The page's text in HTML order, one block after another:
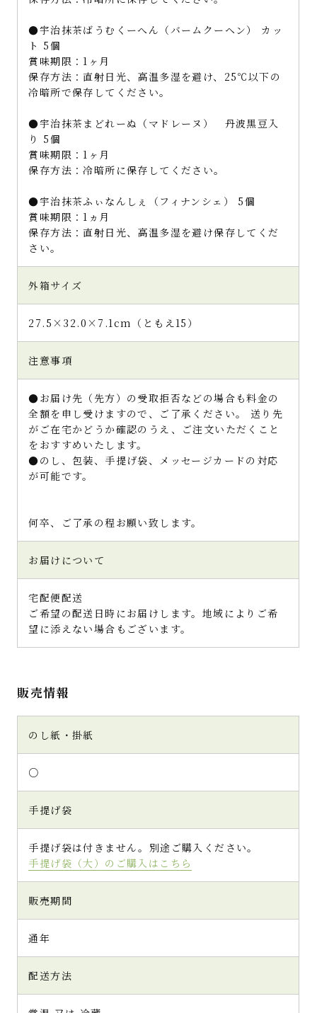
●宇治抹茶ばうむくーへん（バームクーヘン） カッ
ト 5個
賞味期限：1ヶ月
保存方法：直射日光、高温多湿を避け、25℃以下の
冷暗所で保存してください。
●宇治抹茶まどれーぬ（マドレーヌ） 丹波黒豆入
り 5個
賞味期限：1ヶ月
保存方法：冷暗所に保存してください。
●宇治抹茶ふぃなんしぇ（フィナンシェ） 5個
賞味期限：1ヵ月
保存方法：直射日光、高温多湿を避け保存してくだ
さい。
外箱サイズ
27.5×32.0×7.1cm（ともえ15）
注意事項
●お届け先（先方）の受取拒否などの場合も料金の
全額を申し受けますので、ご了承ください。 送り先
がご在宅かどうか確認のうえ、ご注文いただくこと
をおすすめいたします。
●のし、包装、手提げ袋、メッセージカードの対応
が可能です。
何卒、ご了承の程お願い致します。
お届けについて
宅配便配送
ご希望の配送日時にお届けします。地域によりご希
望に添えない場合もございます。
販売情報
のし紙・掛紙
○
手提げ袋
手提げ袋は付きません。別途ご購入ください。
手提げ袋（大）のご購入はこちら
販売期間
通年
配送方法